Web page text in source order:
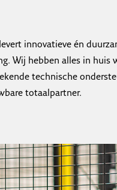
innovatieve én
Wij hebben alles in huis
technische
totaalpartner.